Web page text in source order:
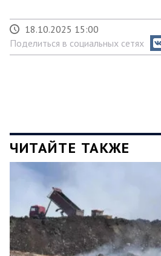
18.10.2025 15:00
Поделиться в социальных сетях
ЧИТАЙТЕ ТАКЖЕ